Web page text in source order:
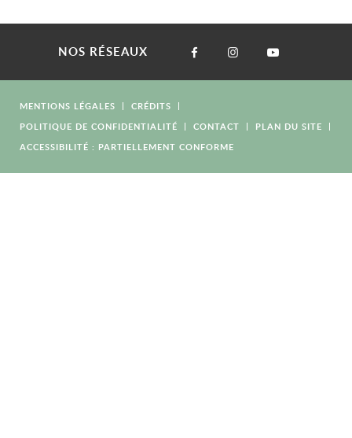
NOS RÉSEAUX
MENTIONS LÉGALES
CRÉDITS
POLITIQUE DE CONFIDENTIALITÉ
CONTACT
PLAN DU SITE
ACCESSIBILITÉ : PARTIELLEMENT CONFORME